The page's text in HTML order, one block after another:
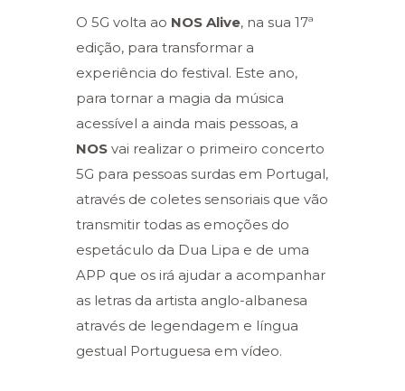
O 5G volta ao NOS Alive, na sua 17ª
edição, para transformar a
experiência do festival. Este ano,
para tornar a magia da música
acessível a ainda mais pessoas, a
NOS vai realizar o primeiro concerto
5G para pessoas surdas em Portugal,
através de coletes sensoriais que vão
transmitir todas as emoções do
espetáculo da Dua Lipa e de uma
APP que os irá ajudar a acompanhar
as letras da artista anglo-albanesa
através de legendagem e língua
gestual Portuguesa em vídeo.